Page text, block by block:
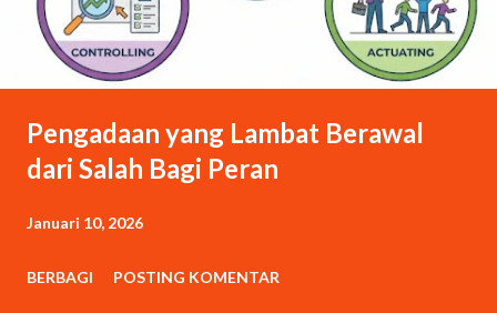
Pengadaan yang Lambat Berawal
dari Salah Bagi Peran
Januari 10, 2026
BERBAGI POSTING KOMENTAR